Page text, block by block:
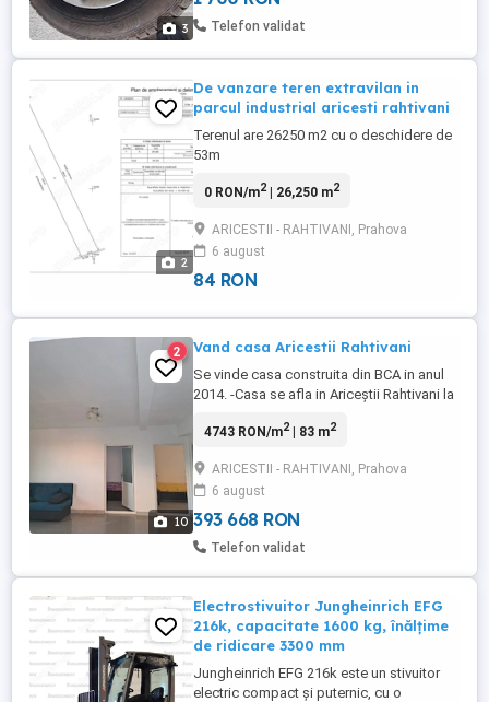
3 Telefon validat
2
De vanzare teren extravilan in
parcul industrial aricesti rahtivani
Terenul are 26250 m2 cu o deschidere de
53m
0 RON/m2| 26,250 m2
ARICESTII - RAHTIVANI, Prahova
6 august
84 RON
10
2 Vand casa Aricestii Rahtivani
Se vinde casa construita din BCA in anul
2014. -Casa se afla in Ariceștii Rahtivani la
de Târgoviște.De asemenea, se poate
având 2, rute disponibile -Casa are un total
de 83 MP poziționată într-o curte de circa
300 de ...
4743 RON/m2| 83 m2
ARICESTII - RAHTIVANI, Prahova
6 august
393 668 RON
Telefon validat
Electrostivuitor Jungheinrich EFG
216k, capacitate 1600 kg, înălțime
de ridicare 3300 mm
Jungheinrich EFG 216k este un stivuitor
electric compact și puternic, cu o